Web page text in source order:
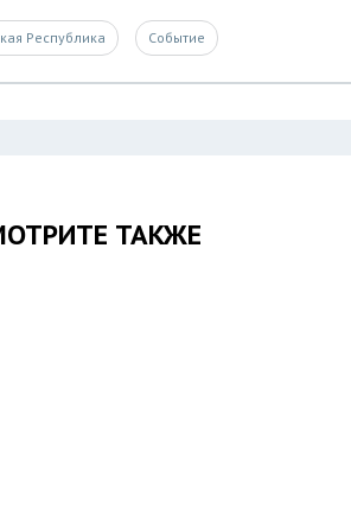
Республика Событие
ТАКЖЕ